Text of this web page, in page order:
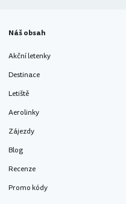
Náš obsah
Akční letenky
Destinace
Letiště
Aerolinky
Zájezdy
Blog
Recenze
Promo kódy